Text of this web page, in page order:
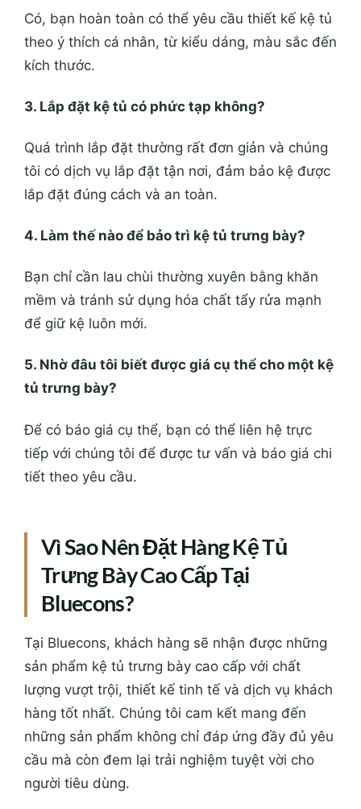
Có, bạn hoàn toàn có thể yêu cầu thiết kế kệ tủ
theo ý thích cá nhân, từ kiểu dáng, màu sắc đến
kích thước.
3. Lắp đặt kệ tủ có phức tạp không?
Quá trình lắp đặt thường rất đơn giản và chúng
tôi có dịch vụ lắp đặt tận nơi, đảm bảo kệ được
lắp đặt đúng cách và an toàn.
4. Làm thế nào để bảo trì kệ tủ trưng bày?
Bạn chỉ cần lau chùi thường xuyên bằng khăn
mềm và tránh sử dụng hóa chất tẩy rửa mạnh
để giữ kệ luôn mới.
5. Nhờ đâu tôi biết được giá cụ thể cho một kệ
tủ trưng bày?
Để có báo giá cụ thể, bạn có thể liên hệ trực
tiếp với chúng tôi để được tư vấn và báo giá chi
tiết theo yêu cầu.
Vì Sao Nên Đặt Hàng Kệ Tủ
Trưng Bày Cao Cấp Tại
Bluecons?
Tại Bluecons, khách hàng sẽ nhận được những
sản phẩm kệ tủ trưng bày cao cấp với chất
lượng vượt trội, thiết kế tinh tế và dịch vụ khách
hàng tốt nhất. Chúng tôi cam kết mang đến
những sản phẩm không chỉ đáp ứng đầy đủ yêu
cầu mà còn đem lại trải nghiệm tuyệt vời cho
người tiêu dùng.